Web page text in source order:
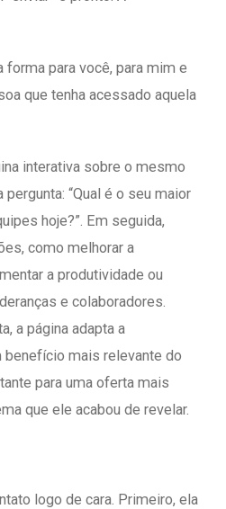
forma para você, para mim e
que tenha acessado aquela
interativa sobre o mesmo
“Qual é o seu maior
hoje?”. Em seguida,
como melhorar a
a produtividade ou
e colaboradores.
a página adapta a
benefício mais relevante do
para uma oferta mais
que ele acabou de revelar.
logo de cara. Primeiro, ela